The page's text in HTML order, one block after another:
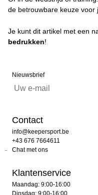
de betrouwbare keuze voor
Je kunt dit artikel met een
bedrukken!
Nieuwsbrief
Contact
info@keepersport.be
+43 676 7664611
Chat met ons
Klantenservice
Maandag: 9:00-16:00
Dinsdag: 9:00-16:00